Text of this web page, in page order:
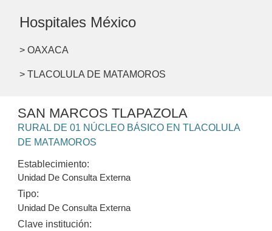
Hospitales México
> OAXACA
> TLACOLULA DE MATAMOROS
SAN MARCOS TLAPAZOLA
RURAL DE 01 NÚCLEO BÁSICO EN TLACOLULA
DE MATAMOROS
Establecimiento:
Unidad De Consulta Externa
Tipo:
Unidad De Consulta Externa
Clave institución: